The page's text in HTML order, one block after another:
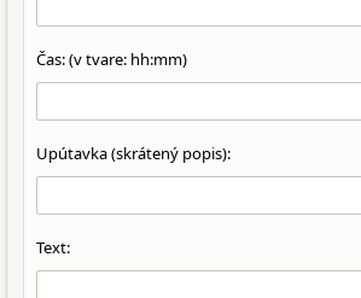
Čas: (v tvare: hh:mm)
Upútavka (skrátený popis):
Text: